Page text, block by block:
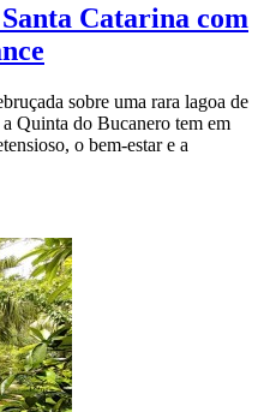
Catarina com
sobre uma rara lagoa de
Quinta do Bucanero tem em
o bem-estar e a